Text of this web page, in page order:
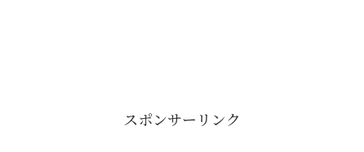
スポンサーリンク